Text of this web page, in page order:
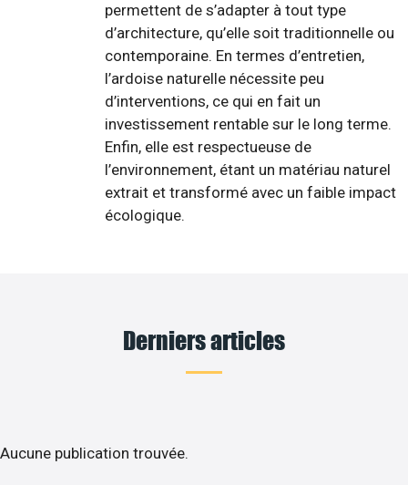
permettent de s’adapter à tout type
d’architecture, qu’elle soit traditionnelle ou
contemporaine. En termes d’entretien,
l’ardoise naturelle nécessite peu
d’interventions, ce qui en fait un
investissement rentable sur le long terme.
Enfin, elle est respectueuse de
l’environnement, étant un matériau naturel
extrait et transformé avec un faible impact
écologique.
Derniers articles
Aucune publication trouvée.